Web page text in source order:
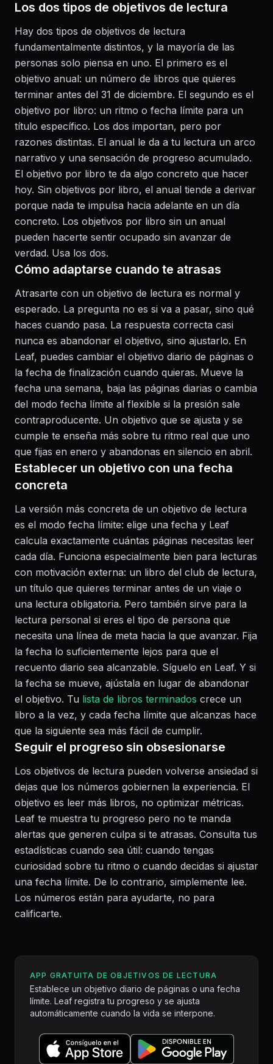
Los dos tipos de objetivos de lectura
Hay dos tipos de objetivos de lectura
fundamentalmente distintos, y la mayoría de las
personas solo piensa en uno. El primero es el
objetivo anual: un número de libros que quieres
terminar antes del 31 de diciembre. El segundo es el
objetivo por libro: un ritmo o fecha límite para un
título específico. Los dos importan, pero por
razones distintas. El anual le da a tu lectura un arco
narrativo y una sensación de progreso acumulado.
El objetivo por libro te da algo concreto que hacer
hoy. Sin objetivos por libro, el anual tiende a derivar
porque nada te impulsa hacia adelante en un día
concreto. Los objetivos por libro sin un anual
pueden hacerte sentir ocupado sin avanzar de
verdad. Usa los dos.
Cómo adaptarse cuando te atrasas
Atrasarte con un objetivo de lectura es normal y
esperado. La pregunta no es si va a pasar, sino qué
haces cuando pasa. La respuesta correcta casi
nunca es abandonar el objetivo, sino ajustarlo. En
Leaf, puedes cambiar el objetivo diario de páginas o
la fecha de finalización cuando quieras. Mueve la
fecha una semana, baja las páginas diarias o cambia
del modo fecha límite al flexible si la presión sale
contraproducente. Un objetivo que se ajusta y se
cumple te enseña más sobre tu ritmo real que uno
que fijas en enero y abandonas en silencio en abril.
Establecer un objetivo con una fecha
concreta
La versión más concreta de un objetivo de lectura
es el modo fecha límite: elige una fecha y Leaf
calcula exactamente cuántas páginas necesitas leer
cada día. Funciona especialmente bien para lecturas
con motivación externa: un libro del club de lectura,
un título que quieres terminar antes de un viaje o
una lectura obligatoria. Pero también sirve para la
lectura personal si eres el tipo de persona que
necesita una línea de meta hacia la que avanzar. Fija
la fecha lo suficientemente lejos para que el
recuento diario sea alcanzable. Síguelo en Leaf. Y si
la fecha se mueve, ajústala en lugar de abandonar
el objetivo. Tu lista de libros terminados crece un
libro a la vez, y cada fecha límite que alcanzas hace
que la siguiente sea más fácil de cumplir.
Seguir el progreso sin obsesionarse
Los objetivos de lectura pueden volverse ansiedad si
dejas que los números gobiernen la experiencia. El
objetivo es leer más libros, no optimizar métricas.
Leaf te muestra tu progreso pero no te manda
alertas que generen culpa si te atrasas. Consulta tus
estadísticas cuando sea útil: cuando tengas
curiosidad sobre tu ritmo o cuando decidas si ajustar
una fecha límite. De lo contrario, simplemente lee.
Los números están para ayudarte, no para
calificarte.
APP GRATUITA DE OBJETIVOS DE LECTURA
Establece un objetivo diario de páginas o una fecha
límite. Leaf registra tu progreso y se ajusta
automáticamente cuando la vida se interpone.